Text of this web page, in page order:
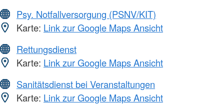
Psy. Notfallversorgung (PSNV/KIT)
Karte: Link zur Google Maps Ansicht
Rettungsdienst
Karte: Link zur Google Maps Ansicht
Sanitätsdienst bei Veranstaltungen
Karte: Link zur Google Maps Ansicht